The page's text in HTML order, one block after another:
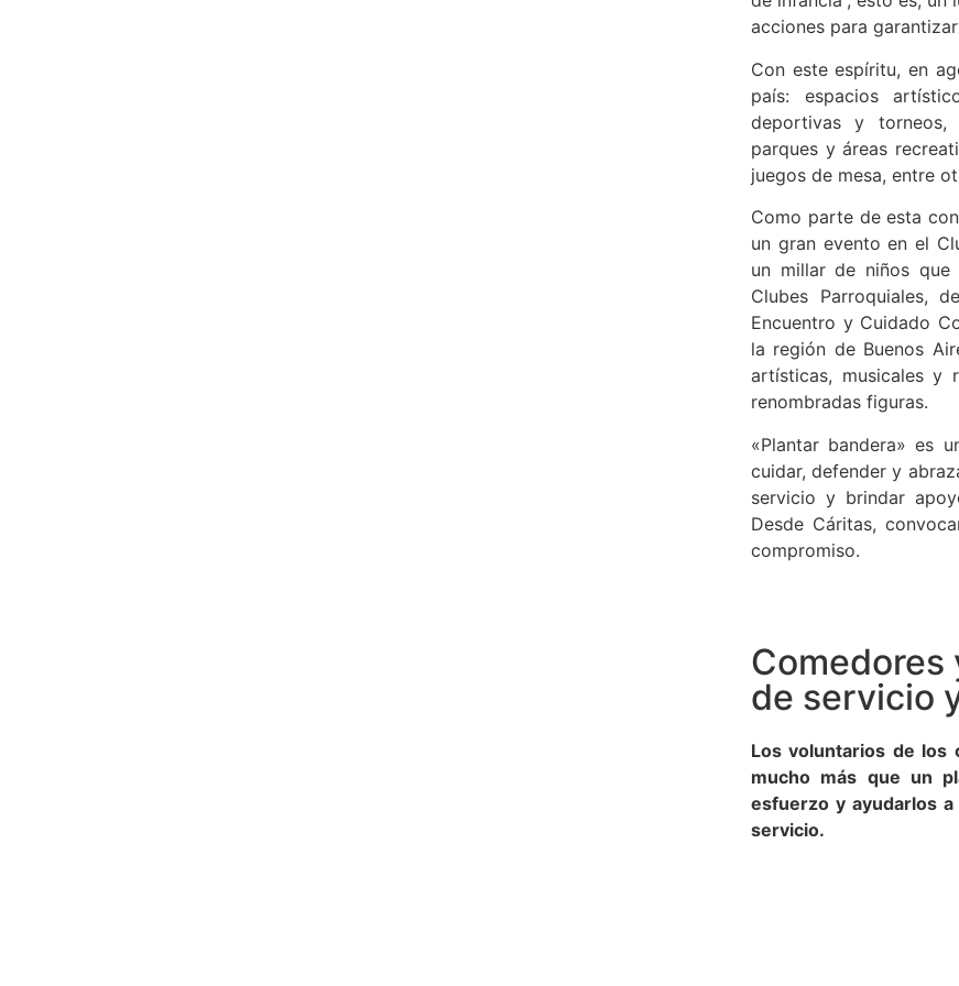
acciones para
Con este espíritu, en
país: espacios
deportivas y torneos,
parques y áreas
juegos de mesa, entre
Como parte de esta
un gran evento en el
un millar de niños
Clubes Parroquiales,
Encuentro y Cuidado
la región de Buenos
artísticas, musicales y
renombradas figuras.
«Plantar bandera» es
cuidar, defender y
servicio y brindar
Desde Cáritas,
compromiso.
Comedores
de servicio
Los voluntarios de los
mucho más que un
esfuerzo y ayudarlos
servicio.